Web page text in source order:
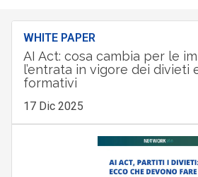
WHITE PAPER
AI Act: cosa cambia per le
l’entrata in vigore dei divieti
formativi
17 Dic 2025